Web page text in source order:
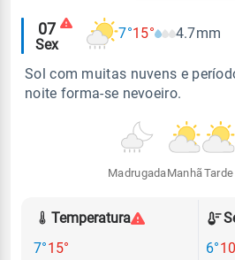
Alertas
meteorológicos
07
Sex
7°15° 4.7mm
Sol com muitas nuvens e
noite forma-se nevoeiro.
Madrugada Manhã Tarde
Temperatura
7°15°
6°